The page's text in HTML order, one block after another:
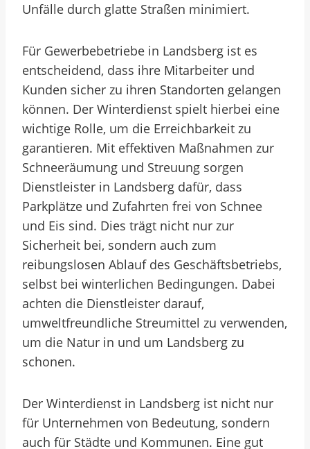
Unfälle durch glatte Straßen minimiert.
Für Gewerbebetriebe in Landsberg ist es
entscheidend, dass ihre Mitarbeiter und
Kunden sicher zu ihren Standorten gelangen
können. Der Winterdienst spielt hierbei eine
wichtige Rolle, um die Erreichbarkeit zu
garantieren. Mit effektiven Maßnahmen zur
Schneeräumung und Streuung sorgen
Dienstleister in Landsberg dafür, dass
Parkplätze und Zufahrten frei von Schnee
und Eis sind. Dies trägt nicht nur zur
Sicherheit bei, sondern auch zum
reibungslosen Ablauf des Geschäftsbetriebs,
selbst bei winterlichen Bedingungen. Dabei
achten die Dienstleister darauf,
umweltfreundliche Streumittel zu verwenden,
um die Natur in und um Landsberg zu
schonen.
Der Winterdienst in Landsberg ist nicht nur
für Unternehmen von Bedeutung, sondern
auch für Städte und Kommunen. Eine gut